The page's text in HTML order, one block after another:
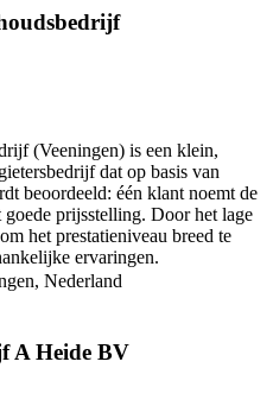
(Veeningen) is een klein,
dat op basis van
beoordeeld: één klant noemt de
prijsstelling. Door het lage
het prestatieniveau breed te
ervaringen.
Nederland
A Heide BV